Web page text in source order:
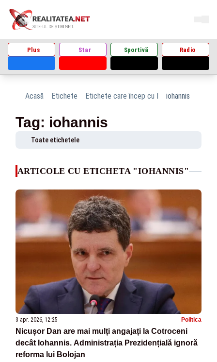
Plus Star Sportivă Radio
Acasă Etichete Etichete care încep cu I iohannis
Tag: iohannis
Toate etichetele
ARTICOLE CU ETICHETA "IOHANNIS"
3 apr. 2026, 12:25 Politica
Nicușor Dan are mai mulți angajați la Cotroceni
decât Iohannis. Administrația Prezidențială ignoră
reforma lui Bolojan